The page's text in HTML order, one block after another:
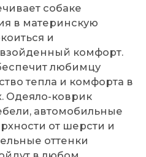
собаке
в материнскую
и
комфорт.
любимцу
тепла и комфорта в
Одеяло-коврик
автомобильные
от шерсти и
оттенки